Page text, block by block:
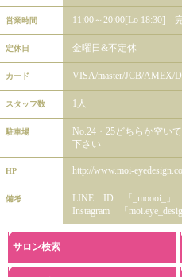
営業時間 11:00～20:00[Lo 18:30]
定休日 金曜日&不定休
カード VISA/master/JCB/AMEX/
スタッフ数 1人
駐車場
No.24・25どちらか空い
下さい
HP http://www.moi-
備考
LINE ID 「_moooi_」
Instagram 「
サロン検索